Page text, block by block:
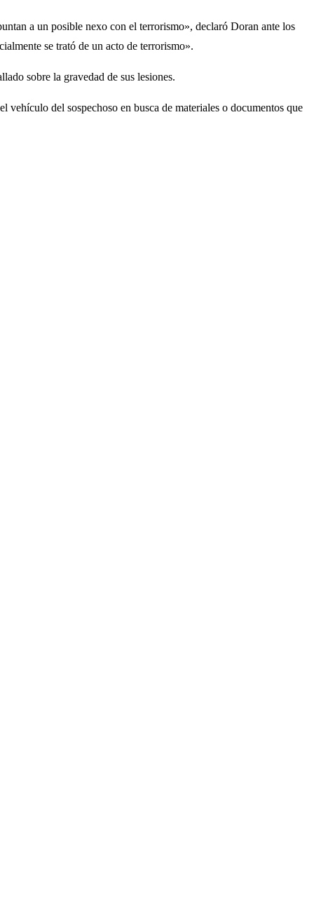
a un posible nexo con el terrorismo», declaró Doran ante los
se trató de un acto de terrorismo».
sobre la gravedad de sus lesiones.
del sospechoso en busca de materiales o documentos que